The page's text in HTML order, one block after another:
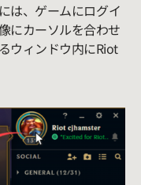
は、ゲームにログイ
にカーソルを合わせ
ウィンドウ内にRiot